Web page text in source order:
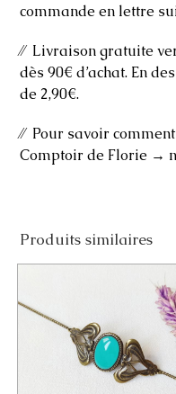
commande en lettre
⁄⁄ Livraison gratuite
dès 90€ d’achat. En
de 2,90€.
⁄⁄ Pour savoir
Comptoir de Florie →
Produits similaires